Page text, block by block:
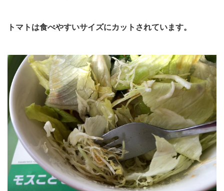
トマトは食べやすいサイズにカットされています。